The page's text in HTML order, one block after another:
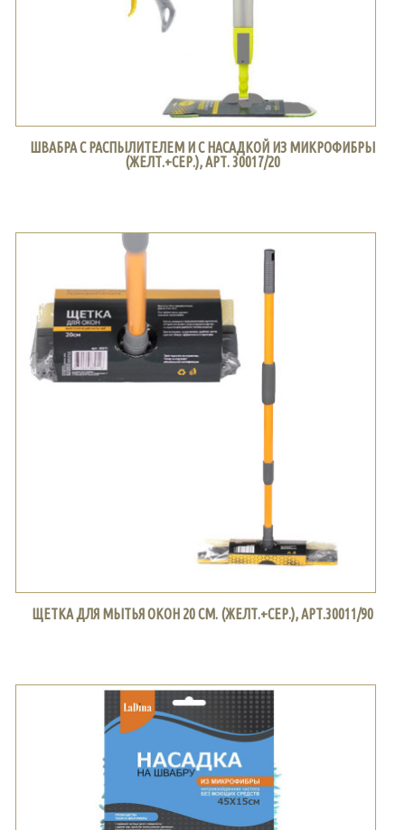
ШВАБРА С РАСПЫЛИТЕЛЕМ И С НАСАДКОЙ ИЗ МИКРОФИБРЫ
(ЖЕЛТ.+СЕР.), АРТ. 30017/20
ЩЕТКА ДЛЯ МЫТЬЯ ОКОН 20 СМ. (ЖЕЛТ.+СЕР.), АРТ.30011/90